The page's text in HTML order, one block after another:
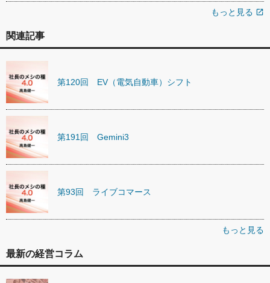
もっと見る open_in_new
関連記事
第120回 EV（電気自動車）シフト
第191回 Gemini3
第93回 ライブコマース
もっと見る
最新の経営コラム